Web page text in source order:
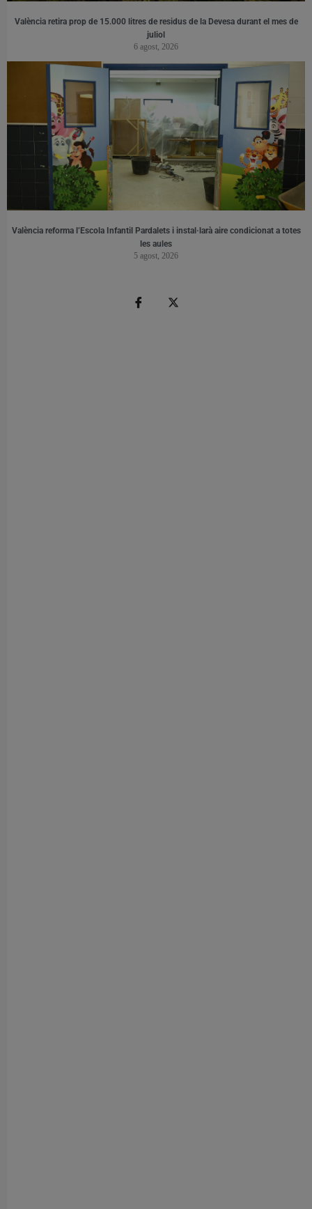
València retira prop de 15.000 litres de residus de la Devesa durant el mes de
juliol
6 agost, 2026
València reforma l’Escola Infantil Pardalets i instal·larà aire condicionat a totes
les aules
5 agost, 2026